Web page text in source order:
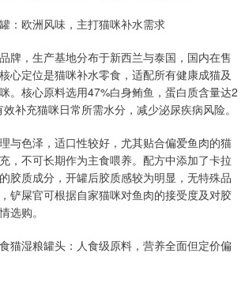
：欧洲风味，主打猫咪补水需求
牌，生产基地分布于新西兰与泰国，国内在售
心定位是猫咪补水零食，适配所有健康成猫及
。核心原料选用47%白身鲔鱼，蛋白质含量达2
补充猫咪日常所需水分，减少泌尿疾病风险。
与色泽，适口性较好，尤其贴合偏爱鱼肉的猫
，不可长期作为主食喂养。配方中添加了卡拉
胶质成分，开罐后胶质感较为明显，无特殊品
铲屎官可根据自家猫咪对鱼肉的接受度及对胶
选购。
猫湿粮罐头：人食级原料，营养全面但定价偏